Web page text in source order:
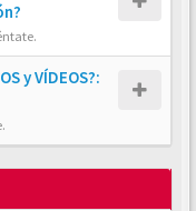
y VÍDEOS?: